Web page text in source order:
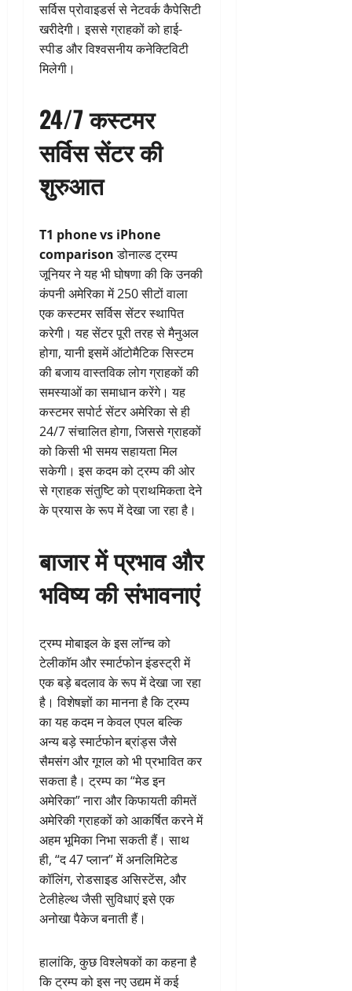
सर्विस प्रोवाइडर्स से नेटवर्क कैपेसिटी
खरीदेगी। इससे ग्राहकों को हाई-
स्पीड और विश्वसनीय कनेक्टिविटी
मिलेगी।
24/7 कस्टमर
सर्विस सेंटर की
शुरुआत
T1 phone vs iPhone
comparisonडोनाल्ड ट्रम्प
जूनियर ने यह भी घोषणा की कि उनकी
कंपनी अमेरिका में 250 सीटों वाला
एक कस्टमर सर्विस सेंटर स्थापित
करेगी। यह सेंटर पूरी तरह से मैनुअल
होगा, यानी इसमें ऑटोमैटिक सिस्टम
की बजाय वास्तविक लोग ग्राहकों की
समस्याओं का समाधान करेंगे। यह
कस्टमर सपोर्ट सेंटर अमेरिका से ही
24/7 संचालित होगा, जिससे ग्राहकों
को किसी भी समय सहायता मिल
सकेगी। इस कदम को ट्रम्प की ओर
से ग्राहक संतुष्टि को प्राथमिकता देने
के प्रयास के रूप में देखा जा रहा है।
बाजार में प्रभाव और
भविष्य की संभावनाएं
ट्रम्प मोबाइल के इस लॉन्च को
टेलीकॉम और स्मार्टफोन इंडस्ट्री में
एक बड़े बदलाव के रूप में देखा जा रहा
है। विशेषज्ञों का मानना है कि ट्रम्प
का यह कदम न केवल एपल बल्कि
अन्य बड़े स्मार्टफोन ब्रांड्स जैसे
सैमसंग और गूगल को भी प्रभावित कर
सकता है। ट्रम्प का “मेड इन
अमेरिका” नारा और किफायती कीमतें
अमेरिकी ग्राहकों को आकर्षित करने में
अहम भूमिका निभा सकती हैं। साथ
ही, “द 47 प्लान” में अनलिमिटेड
कॉलिंग, रोडसाइड असिस्टेंस, और
टेलीहेल्थ जैसी सुविधाएं इसे एक
अनोखा पैकेज बनाती हैं।
हालांकि, कुछ विश्लेषकों का कहना है
कि ट्रम्प को इस नए उद्यम में कई